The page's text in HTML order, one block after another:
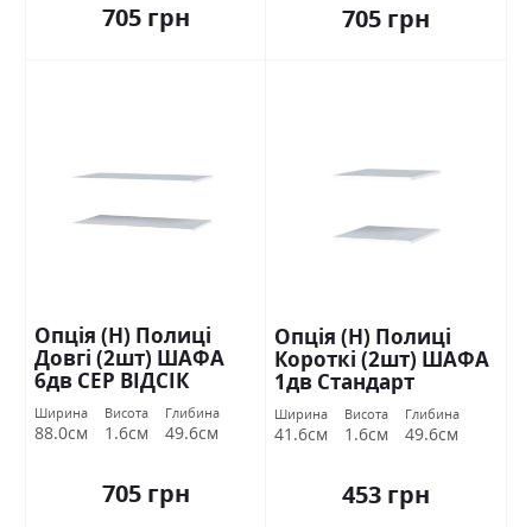
705 грн 705 грн
Опція (Н) Полиці
Довгі (2шт) ШАФА
6дв СЕР ВІДСІК
Стандарт
Ширина
88.0см
Висота
1.6см
Глибина
49.6см
705 грн
Опція (Н) Полиці
Короткі (2шт) ШАФА
1дв Стандарт
Ширина
41.6см
Висота
1.6см
Глибина
49.6см
453 грн